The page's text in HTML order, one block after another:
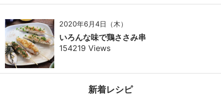
2020年6月4日（木）
いろんな味で鶏ささみ串
154219 Views
新着レシピ